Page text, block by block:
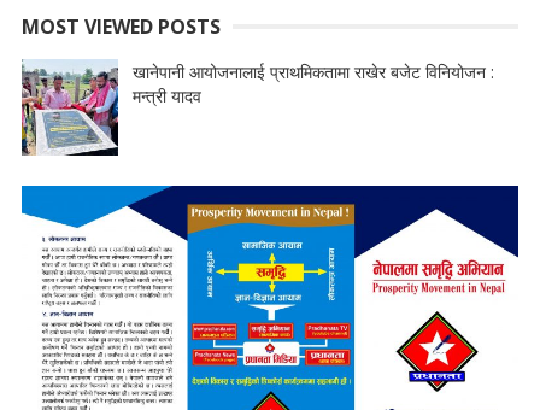
MOST VIEWED POSTS
खानेपानी आयोजनालाई प्राथमिकतामा राखेर बजेट विनियोजन :
मन्त्री यादव